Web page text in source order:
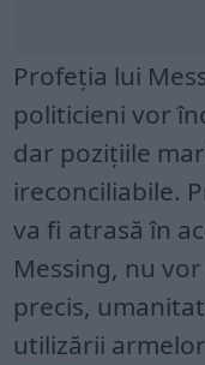
Profeția lui
politicieni vor
dar pozițiile
ireconciliabile.
va fi atrasă în
Messing, nu
precis,
utilizării